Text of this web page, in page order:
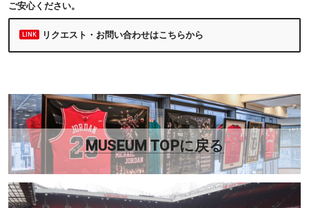
ご安心ください。
リクエスト・お問い合わせはこちらから
MUSEUM TOPに戻る